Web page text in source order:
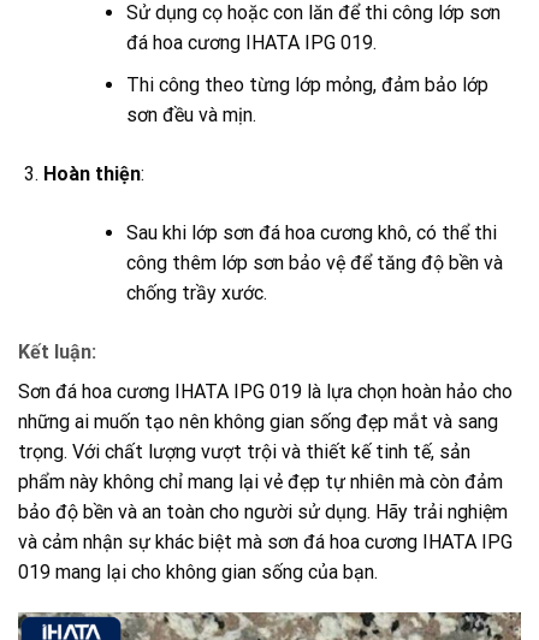
Sử dụng cọ hoặc con lăn để thi công lớp sơn
đá hoa cương IHATA IPG 019.
Thi công theo từng lớp mỏng, đảm bảo lớp
sơn đều và mịn.
Hoàn thiện:
Sau khi lớp sơn đá hoa cương khô, có thể thi
công thêm lớp sơn bảo vệ để tăng độ bền và
chống trầy xước.
Kết luận:
Sơn đá hoa cương IHATA IPG 019 là lựa chọn hoàn hảo cho
những ai muốn tạo nên không gian sống đẹp mắt và sang
trọng. Với chất lượng vượt trội và thiết kế tinh tế, sản
phẩm này không chỉ mang lại vẻ đẹp tự nhiên mà còn đảm
bảo độ bền và an toàn cho người sử dụng. Hãy trải nghiệm
và cảm nhận sự khác biệt mà sơn đá hoa cương IHATA IPG
019 mang lại cho không gian sống của bạn.